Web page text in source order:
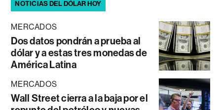
NOTICIAS DEL DÓLAR HOY
MERCADOS
Dos datos pondrán a prueba al
dólar y a estas tres monedas de
América Latina
MERCADOS
Wall Street cierra a la baja por el